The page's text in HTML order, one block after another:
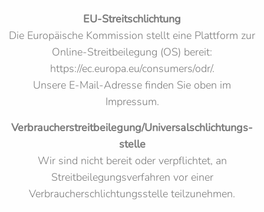
EU-Streitschlichtung
Die Europäische Kommission stellt eine Plattform zur
Online-Streitbeilegung (OS) bereit:
https://ec.europa.eu/consumers/odr/.
Unsere E-Mail-Adresse finden Sie oben im
Impressum.
Verbraucher­streit­beilegung/Universal­schlichtungs­
stelle
Wir sind nicht bereit oder verpflichtet, an
Streitbeilegungsverfahren vor einer
Verbraucherschlichtungsstelle teilzunehmen.